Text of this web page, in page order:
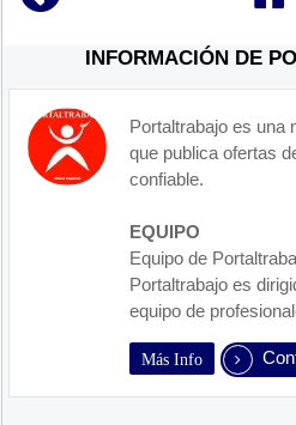
INFORMACIÓN DE
Portaltrabajo es una
que publica ofertas
confiable.
EQUIPO
Equipo de
Portaltrabajo es
equipo de
Más Info